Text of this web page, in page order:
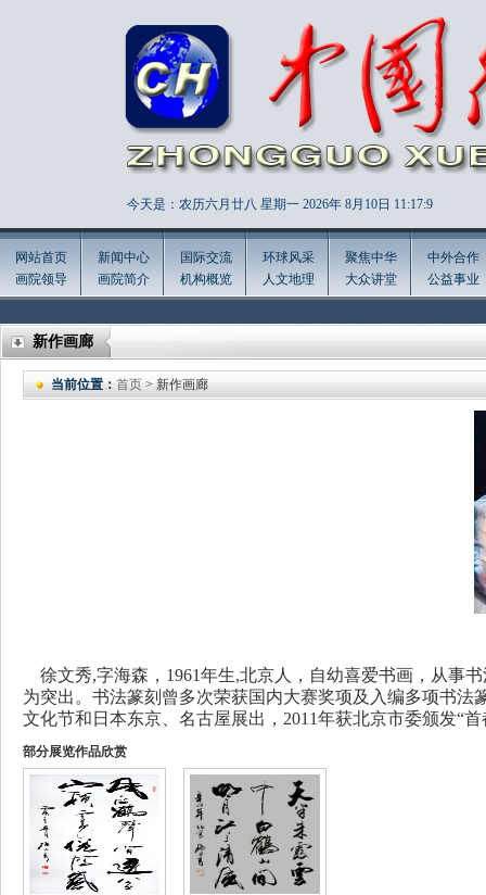
今天是：农历六月廿八 星期一 2026年 8月10日 11:17:11
网站首页
画院领导
新闻中心
画院简介
国际交流
机构概览
环球风采
人文地理
聚焦中华
大众讲堂
中外合作
公益事业
新作画廊
当前位置： 首页 > 新作画廊
徐文秀,字海森，1961年生,北京人，自幼喜爱书画，从事
为突出。书法篆刻曾多次荣获国内大赛奖项及入编多项书法
文化节和日本东京、名古屋展出，2011年获北京市委颁发“
部分展览作品欣赏